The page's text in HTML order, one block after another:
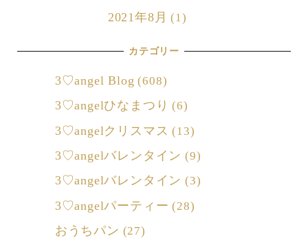
2021年8月 (1)
カテゴリー
3♡angel Blog (608)
3♡angelひなまつり (6)
3♡angelクリスマス (13)
3♡angelバレンタイン (9)
3♡angelバレンタイン (3)
3♡angelパーティー (28)
おうちパン (27)